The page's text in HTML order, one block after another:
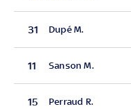
31 Dupé M.
11 Sanson M.
15 Perraud R.